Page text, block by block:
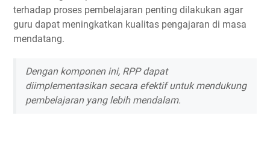
terhadap proses pembelajaran penting dilakukan agar
guru dapat meningkatkan kualitas pengajaran di masa
mendatang.
Dengan komponen ini, RPP dapat
diimplementasikan secara efektif untuk mendukung
pembelajaran yang lebih mendalam.